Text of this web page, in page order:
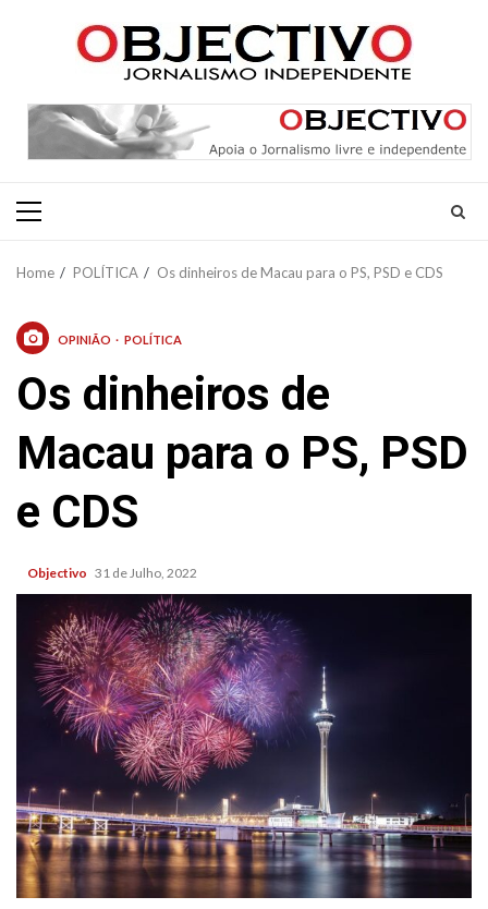
Primary
Home POLÍTICA Os dinheiros de Macau para o PS, PSD e CDS
OPINIÃO POLÍTICA
Os dinheiros de
Macau para o PS, PSD
e CDS
Objectivo 31 de Julho, 2022